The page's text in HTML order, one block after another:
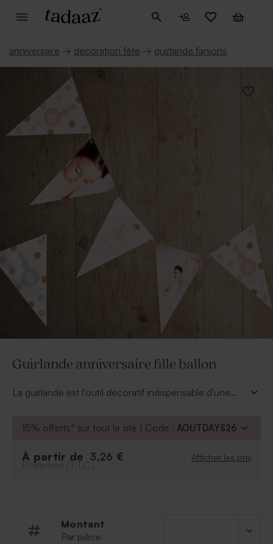
anniversaire → décoration fête → guirlande fanions
Guirlande anniversaire fille ballon
La guirlande est l'outil décoratif indispensable d'une
de la photo, de l'âge et du prénom de votre fille. La
15% offerts* sur tout le site | Code : AOUTDAYS26
À partir de 3,26 € Afficher les prix
Prix/pièce (T.T.C.)
Montant
Par pièce